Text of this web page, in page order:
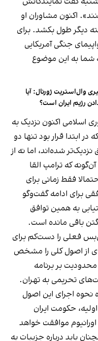
اکنون مشاوران او
دیگر طول بکشد. برای
جنگی آمریکایی
شما به این موضوع
وال‌استریت ژورنال: آیا
رژیم ایران است؟
اسلامی اکنون نزدیک به
ابتدا قرار بود تنها دو
شده‌اند، اما نه از
که ترامپ القا
فقط زمانی برای
برای ادامه گفت‌وگو
به همین توافق
باقی مانده است.
فعلی را دست‌کم برای
از اصول کلی را مشخص
بر برنامه
تحریمی به تهران.
نحوه اجرای این اصول
حکومت ایران
موافقت خواهد
باید درباره جزییات به